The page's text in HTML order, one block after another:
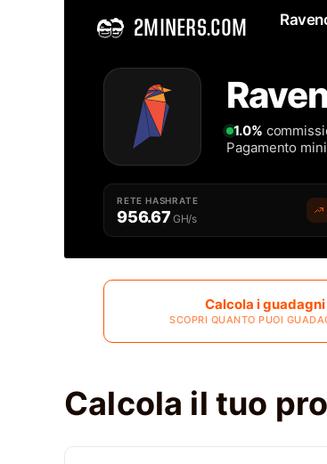
2MINERS.COM
Migliore Ravencoin RVN Mining Pool - 2Miners
1.0%
Pagamento
RETE HASHRATE
956.67 GH/s
Calcola i guadagni
SCOPRI QUANTO PUOI
Calcola il tuo